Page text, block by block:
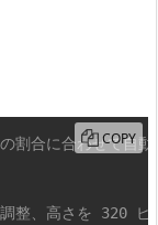
合に合わせて自動
整、高さを 320 ピ
COPY